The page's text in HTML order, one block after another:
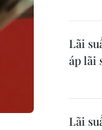
Lãi
áp lãi
Lãi